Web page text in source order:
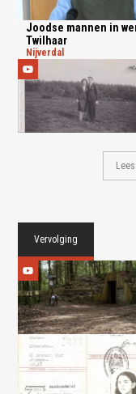
Joodse mannen in
Twilhaar
nijverdal
Vervolging